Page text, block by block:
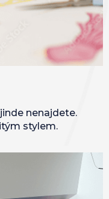
nenajdete.
stylem.